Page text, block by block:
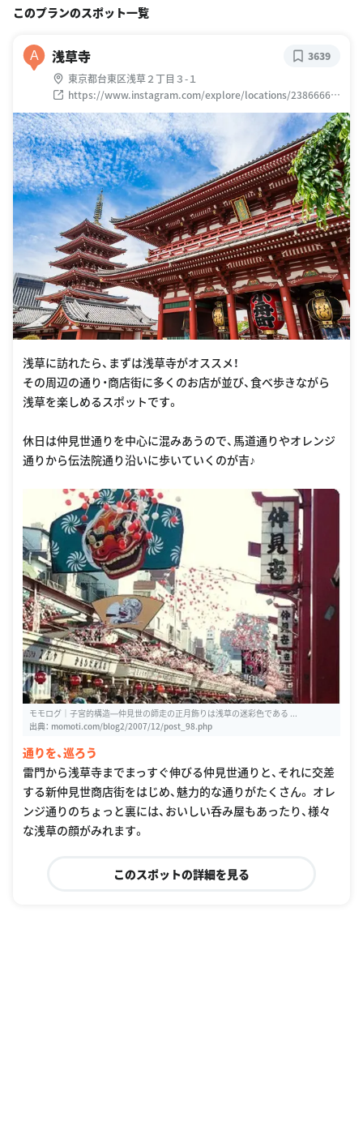
このプランのスポット一覧
A 浅草寺
東京都台東区浅草２丁目３-１
https://www.instagram.com/explore/locations/23866665
5
3639
浅草に訪れたら、まずは浅草寺がオススメ！
その周辺の通り・商店街に多くのお店が並び、食べ歩きながら
浅草を楽しめるスポットです。
休日は仲見世通りを中心に混みあうので、馬道通りやオレンジ
通りから伝法院通り沿いに歩いていくのが吉♪
モモログ｜子宮的構造―仲見世の師走の正月飾りは浅草の迷彩色である ...
出典： momoti.com/blog2/2007/12/post_98.php
通りを、巡ろう
雷門から浅草寺までまっすぐ伸びる仲見世通りと、それに交差
する新仲見世商店街をはじめ、魅力的な通りがたくさん。 オレ
ンジ通りのちょっと裏には、おいしい呑み屋もあったり、様々
な浅草の顔がみれます。
このスポットの詳細を見る